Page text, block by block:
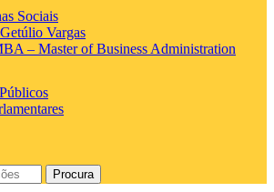
Sociais
Vargas
– Master of Business Administration
Procura